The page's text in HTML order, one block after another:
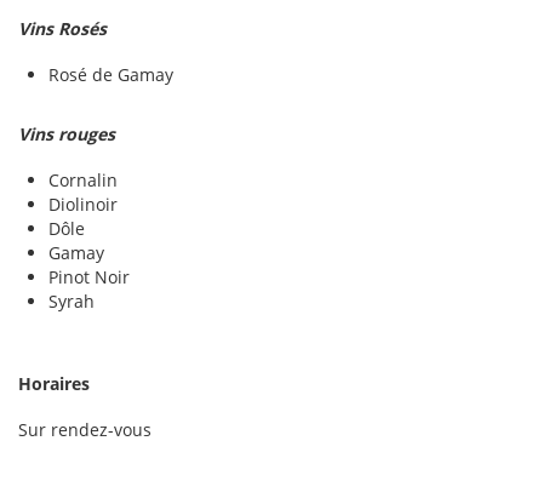
Vins Rosés
Rosé de Gamay
Vins rouges
Cornalin
Diolinoir
Dôle
Gamay
Pinot Noir
Syrah
Horaires
Sur rendez-vous